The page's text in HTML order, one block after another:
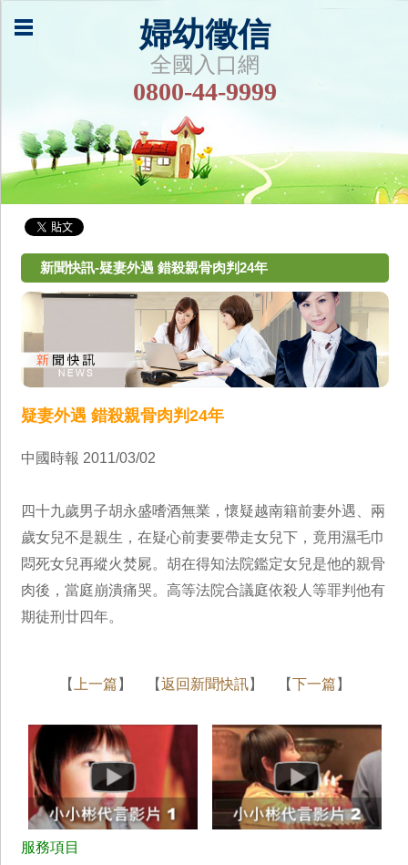
婦幼徵信
全國入口網
0800-44-9999
新聞快訊-疑妻外遇 錯殺親骨肉判24年
疑妻外遇 錯殺親骨肉判24年
中國時報 2011/03/02
四十九歲男子胡永盛嗜酒無業，懷疑越南籍前妻外遇、兩
歲女兒不是親生，在疑心前妻要帶走女兒下，竟用濕毛巾
悶死女兒再縱火焚屍。胡在得知法院鑑定女兒是他的親骨
肉後，當庭崩潰痛哭。高等法院合議庭依殺人等罪判他有
期徒刑廿四年。
【 上一篇 】 【返回新聞快訊】 【下一篇 】